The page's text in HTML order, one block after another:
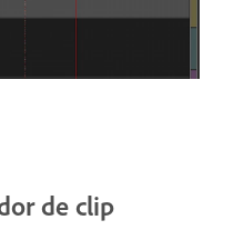
de clip